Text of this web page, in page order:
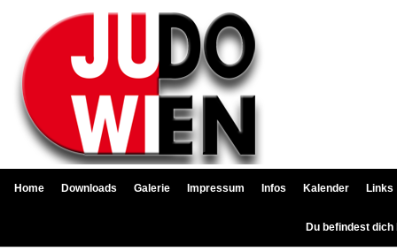
Home Downloads Galerie Impressum Infos Kalender Links
Du befindest